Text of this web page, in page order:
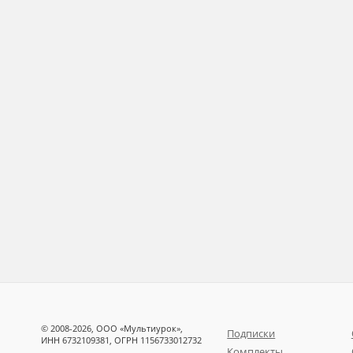
© 2008-2026, ООО «Мультиурок»,
ИНН 6732109381, ОГРН 1156733012732
Подписки